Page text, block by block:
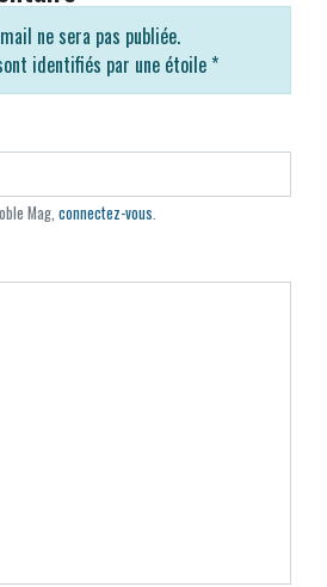
ne sera pas publiée.
identifiés par une étoile *
Mag, connectez-vous.